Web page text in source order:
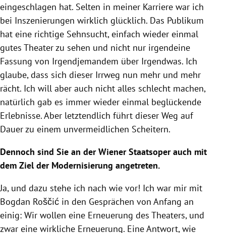
eingeschlagen hat. Selten in meiner Karriere war ich
bei Inszenierungen wirklich glücklich. Das Publikum
hat eine richtige Sehnsucht, einfach wieder einmal
gutes Theater zu sehen und nicht nur irgendeine
Fassung von Irgendjemandem über Irgendwas. Ich
glaube, dass sich dieser Irrweg nun mehr und mehr
rächt. Ich will aber auch nicht alles schlecht machen,
natürlich gab es immer wieder einmal beglückende
Erlebnisse. Aber letztendlich führt dieser Weg auf
Dauer zu einem unvermeidlichen Scheitern.
Dennoch sind Sie an der Wiener Staatsoper auch mit
dem Ziel der Modernisierung angetreten.
Ja, und dazu stehe ich nach wie vor! Ich war mir mit
Bogdan Roščić in den Gesprächen von Anfang an
einig: Wir wollen eine Erneuerung des Theaters, und
zwar eine wirkliche Erneuerung. Eine Antwort, wie